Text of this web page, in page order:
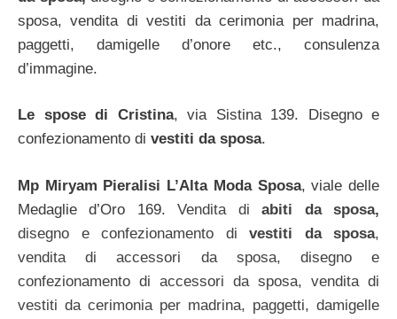
sposa, vendita di vestiti da cerimonia per madrina,
paggetti, damigelle d’onore etc., consulenza
d’immagine.
Le spose di Cristina, via Sistina 139. Disegno e
confezionamento di vestiti da sposa.
Mp Miryam Pieralisi L’Alta Moda Sposa, viale delle
Medaglie d’Oro 169.Vendita diabiti da sposa,
disegno e confezionamento di vestiti da sposa,
vendita di accessori da sposa, disegno e
confezionamento di accessori da sposa, vendita di
vestiti da cerimonia per madrina, paggetti, damigelle